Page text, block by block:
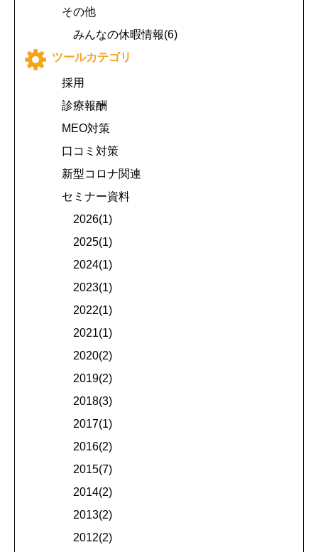
その他
みんなの休暇情報(6)
ツールカテゴリ
採用
診療報酬
MEO対策
口コミ対策
新型コロナ関連
セミナー資料
2026(1)
2025(1)
2024(1)
2023(1)
2022(1)
2021(1)
2020(2)
2019(2)
2018(3)
2017(1)
2016(2)
2015(7)
2014(2)
2013(2)
2012(2)